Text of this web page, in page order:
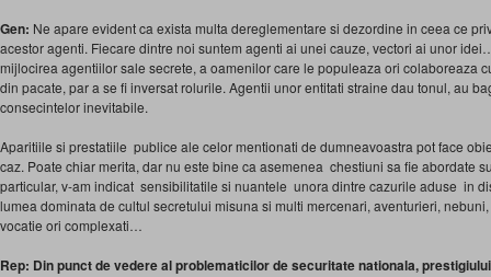
Gen: Ne apare evident ca exista multa dereglementare si dezordine in ceea ce
acestor agenti. Fiecare dintre noi suntem agenti ai unei cauze, vectori ai unor
mijlocirea agentiilor sale secrete, a oamenilor care le populeaza ori colaboreaza
din pacate, par a se fi inversat rolurile. Agentii unor entitati straine dau tonul, au
consecintelor inevitabile.
Aparitiile si prestatiile publice ale celor mentionati de dumneavoastra pot face
caz. Poate chiar merita, dar nu este bine ca asemenea chestiuni sa fie abordate
particular, v-am indicat sensibilitatile si nuantele unora dintre cazurile aduse in
lumea dominata de cultul secretului misuna si multi mercenari, aventurieri,
vocatie ori complexati…
Rep: Din punct de vedere al problematicilor de securitate nationala,